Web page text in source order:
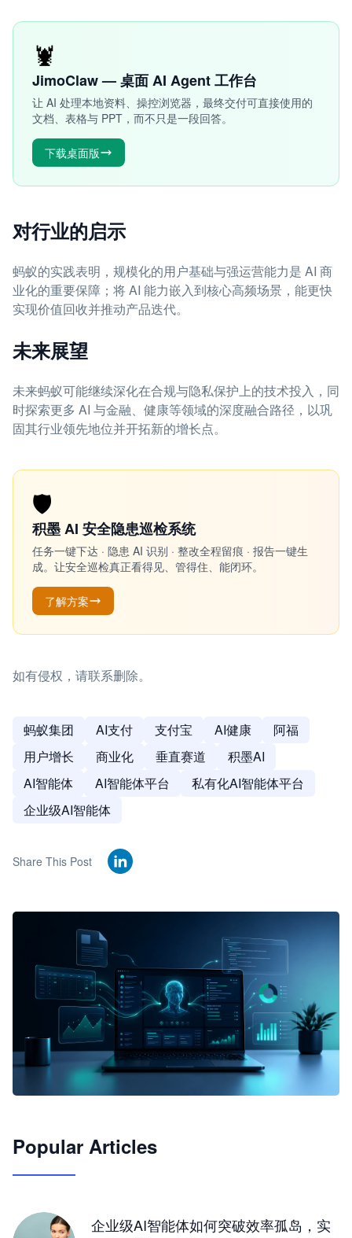
🦞
JimoClaw — 桌面 AI Agent 工作台
让 AI 处理本地资料、操控浏览器，最终交付可直接使用的
文档、表格与 PPT，而不只是一段回答。
下载桌面版
对行业的启示
蚂蚁的实践表明，规模化的用户基础与强运营能力是 AI 商
业化的重要保障；将 AI 能力嵌入到核心高频场景，能更快
实现价值回收并推动产品迭代。
未来展望
未来蚂蚁可能继续深化在合规与隐私保护上的技术投入，同
时探索更多 AI 与金融、健康等领域的深度融合路径，以巩
固其行业领先地位并开拓新的增长点。
🛡️
积墨 AI 安全隐患巡检系统
任务一键下达 · 隐患 AI 识别 · 整改全程留痕 · 报告一键生
成。让安全巡检真正看得见、管得住、能闭环。
了解方案
如有侵权，请联系删除。
蚂蚁集团 AI支付 支付宝 AI健康
阿福
用户增长
商业化 垂直赛道
积墨AI
AI智能体
AI智能体平台
私有化AI智能体平台
企业级AI智能体
Share This Post
JimoClaw 桌面 AI Agent 工作台
Popular Articles
企业级AI智能体如何突破效率孤岛，实